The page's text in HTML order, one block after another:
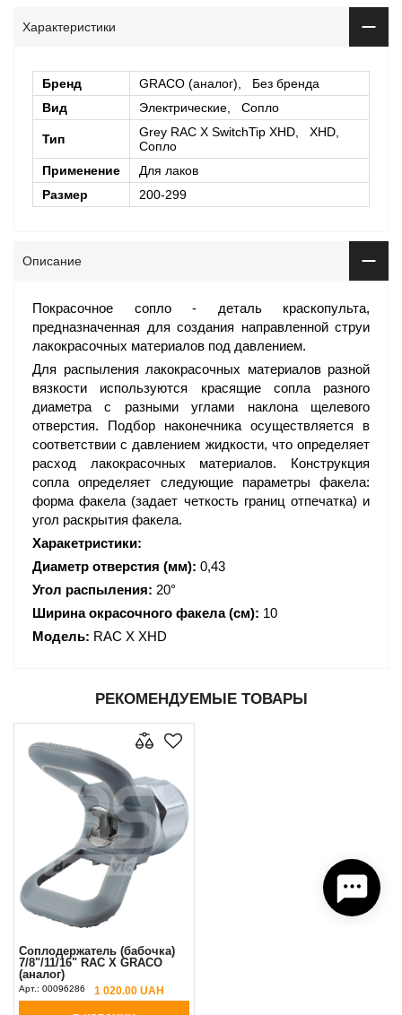
Характеристики
Бренд
GRACO (аналог), Без бренда
Вид
Электрические, Сопло
Тип
Grey RAC X SwitchTip XHD, XHD,
Сопло
Применение
Для лаков
Размер
200-299
Описание
Покрасочное сопло - деталь краскопульта,
предназначенная для создания направленной струи
лакокрасочных материалов под давлением.
Для распыления лакокрасочных материалов разной
вязкости используются красящие сопла разного
диаметра с разными углами наклона щелевого
отверстия. Подбор наконечника осуществляется в
соответствии с давлением жидкости, что определяет
расход лакокрасочных материалов. Конструкция
сопла определяет следующие параметры факела:
форма факела (задает четкость границ отпечатка) и
угол раскрытия факела.
Харакетристики:
Диаметр отверстия (мм): 0,43
Угол распыления: 20°
Ширина окрасочного факела (см): 10
Модель: RAC X XHD
РЕКОМЕНДУЕМЫЕ ТОВАРЫ
Соплодержатель (бабочка)
7/8"/11/16" RAC X GRACO
(аналог)
Арт.: 00096286 1 020.00 UAH